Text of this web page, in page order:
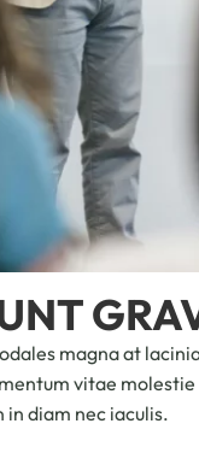
magna at
vitae
diam nec iaculis.